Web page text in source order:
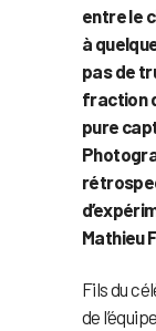
entre le
à
pas de
fraction
pure
Mathieu
Fils du
de